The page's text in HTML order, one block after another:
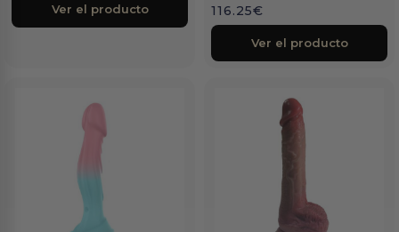
Ver el producto 116.25€
Ver el producto